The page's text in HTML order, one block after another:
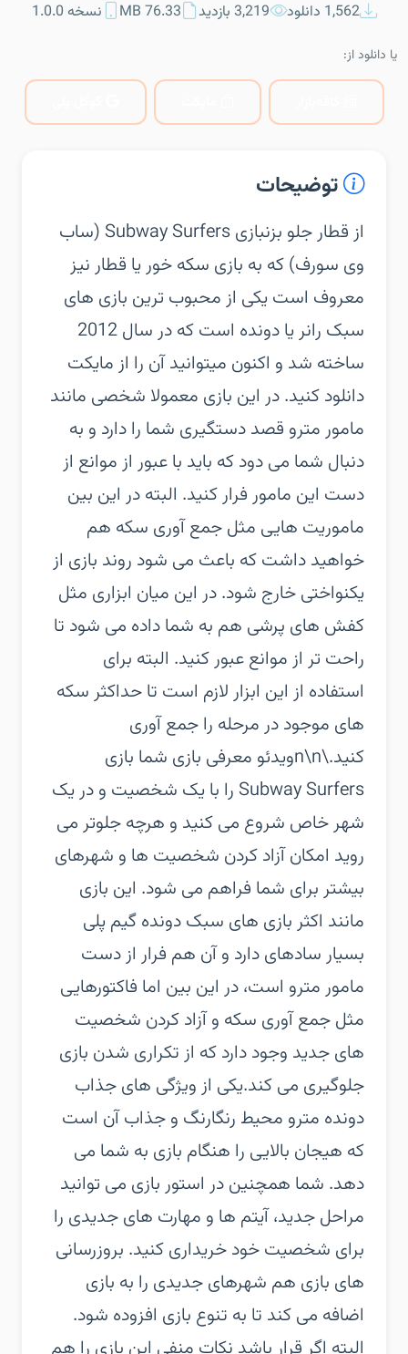
1,562 دانلود 3,219 بازدید 76.33 MB نسخه 1.0.0
یا دانلود از:
توضیحات
از قطار جلو بزنبازی Subway Surfers (ساب
وی سورف) که به بازی سکه خور یا قطار نیز
معروف است یکی از محبوب ترین بازی های
سبک رانر یا دونده است که در سال 2012
ساخته شد و اکنون میتوانید آن را از مایکت
دانلود کنید. در این بازی معمولا شخصی مانند
مامور مترو قصد دستگیری شما را دارد و به
دنبال شما می دود که باید با عبور از موانع از
دست این مامور فرار کنید. البته در این بین
ماموریت هایی مثل جمع آوری سکه هم
خواهید داشت که باعث می شود روند بازی از
یکنواختی خارج شود. در این میان ابزاری مثل
کفش های پرشی هم به شما داده می شود تا
راحت تر از موانع عبور کنید. البته برای
استفاده از این ابزار لازم است تا حداکثر سکه
های موجود در مرحله را جمع آوری
کنید.\n\nویدئو معرفی بازی شما بازی
Subway Surfers را با یک شخصیت و در یک
شهر خاص شروع می کنید و هرچه جلوتر می
روید امکان آزاد کردن شخصیت ها و شهرهای
بیشتر برای شما فراهم می شود. این بازی
مانند اکثر بازی های سبک دونده گیم پلی
بسیار سادهای دارد و آن هم فرار از دست
مامور مترو است، در این بین اما فاکتورهایی
مثل جمع آوری سکه و آزاد کردن شخصیت
های جدید وجود دارد که از تکراری شدن بازی
جلوگیری می کند.یکی از ویژگی های جذاب
دونده مترو محیط رنگارنگ و جذاب آن است
که هیجان بالایی را هنگام بازی به شما می
دهد. شما همچنین در استور بازی می توانید
مراحل جدید، آیتم ها و مهارت های جدیدی را
برای شخصیت خود خریداری کنید. بروزرسانی
های بازی هم شهرهای جدیدی را به بازی
اضافه می کند تا به تنوع بازی افزوده شود.